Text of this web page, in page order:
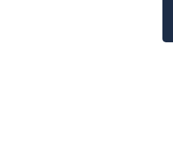
※本フォームで取得